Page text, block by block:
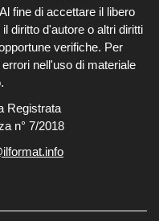
fine di accettare il libero
diritto d'autore o altri diritti
verifiche. Per
nell'uso di materiale
Registrata
n° 7/2018